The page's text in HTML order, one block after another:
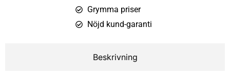
Grymma priser
Nöjd kund-garanti
Beskrivning